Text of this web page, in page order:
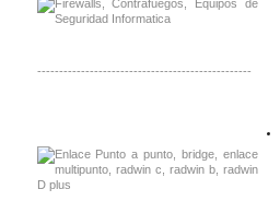
-------------------------------------------------